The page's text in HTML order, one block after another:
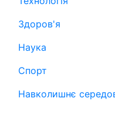
Здоров'я
Наука
Спорт
Навколишнє